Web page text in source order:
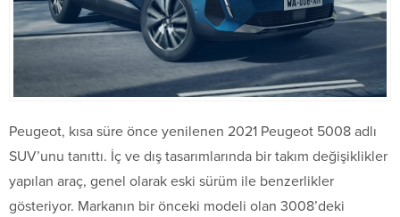
Peugeot, kısa süre önce yenilenen 2021 Peugeot 5008 adlı
SUV’unu tanıttı. İç ve dış tasarımlarında bir takım değişiklikler
yapılan araç, genel olarak eski sürüm ile benzerlikler
gösteriyor. Markanın bir önceki modeli olan 3008’deki